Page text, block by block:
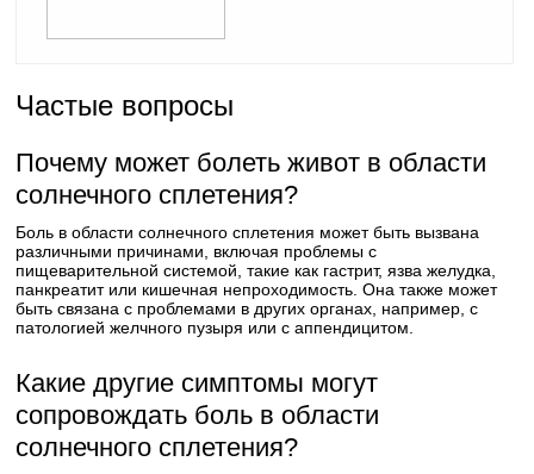
Частые вопросы
Почему может болеть живот в области
солнечного сплетения?
Боль в области солнечного сплетения может быть вызвана
различными причинами, включая проблемы с
пищеварительной системой, такие как гастрит, язва желудка,
панкреатит или кишечная непроходимость. Она также может
быть связана с проблемами в других органах, например, с
патологией желчного пузыря или с аппендицитом.
Какие другие симптомы могут
сопровождать боль в области
солнечного сплетения?